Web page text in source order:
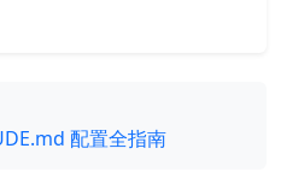
配置全指南